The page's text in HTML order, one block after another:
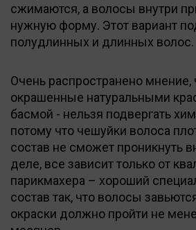
сжимаются, а волосы внутри
нужную форму. Этот вариант
полудлинных и длинных волос.
Очень распространено мнение,
окрашенные натуральными
басмой - нельзя подвергать
потому что чешуйки волоса
состав не сможет проникнуть
деле, все зависит только от
парикмахера – хороший
состав так, что волосы
окраски должно пройти не